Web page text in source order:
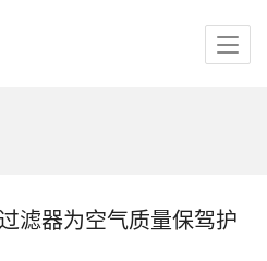
滤器为空气质量保驾护